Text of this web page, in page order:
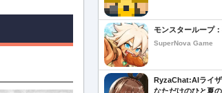
モンスターループ
SuperNova Game
RyzaChat:AIライ
なただけのひと夏